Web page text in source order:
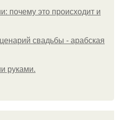
почему это происходит и
свадьбы - арабская
руками.